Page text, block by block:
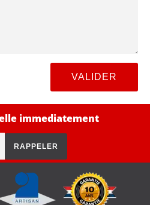
immediatement